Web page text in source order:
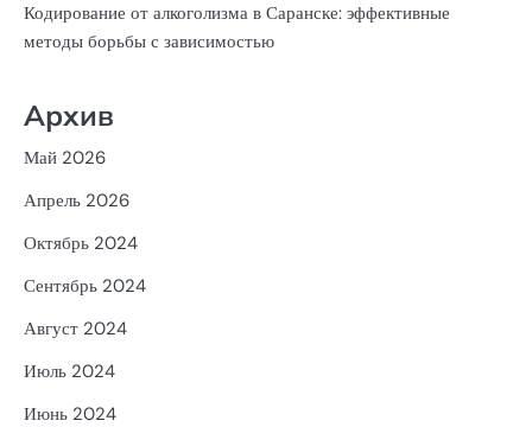
Кодирование от алкоголизма в Саранске: эффективные
методы борьбы с зависимостью
Архив
Май 2026
Апрель 2026
Октябрь 2024
Сентябрь 2024
Август 2024
Июль 2024
Июнь 2024